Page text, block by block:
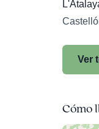
Ver
Cómo